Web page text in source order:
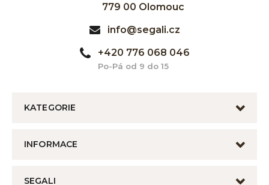
779 00 Olomouc
info@segali.cz
+420 776 068 046
Po-Pá od 9 do 15
KATEGORIE
INFORMACE
SEGALI